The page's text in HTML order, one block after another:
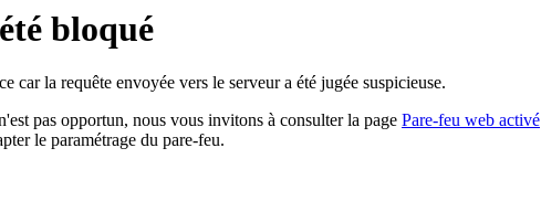
bloqué
car la requête envoyée vers le serveur a été jugée suspicieuse.
pas opportun, nous vous invitons à consulter la page Pare-feu web activé
le paramétrage du pare-feu.